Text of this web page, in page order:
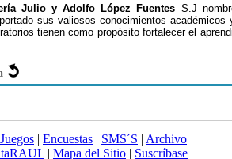
Julio y Adolfo López Fuentes S.J
sus valiosos conocimientos académicos
tienen como propósito fortalecer el
Juegos | Encuestas | SMS´S | Archivo
| Mapa del Sitio | Suscríbase |